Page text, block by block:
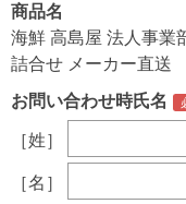
商品名
海鮮 高島屋 法人事業
詰合せ メーカー直送
お問い合わせ時氏名
［姓］
［名］